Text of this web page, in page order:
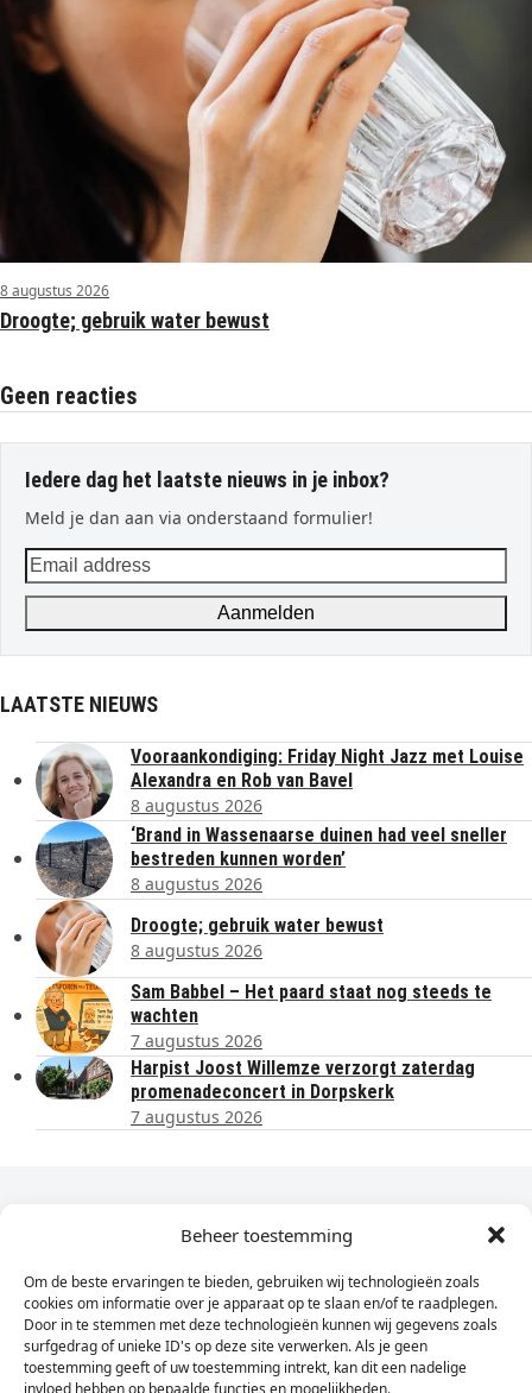
Beheer toestemming
Om de beste ervaringen te bieden, gebruiken wij technologieën zoals
cookies om informatie over je apparaat op te slaan en/of te raadplegen.
Door in te stemmen met deze technologieën kunnen wij gegevens zoals
surfgedrag of unieke ID's op deze site verwerken. Als je geen
toestemming geeft of uw toestemming intrekt, kan dit een nadelige
invloed hebben op bepaalde functies en mogelijkheden.
8 augustus 2026
Droogte; gebruik water bewust
Geen reacties
Iedere dag het laatste nieuws in je inbox?
Meld je dan aan via onderstaand formulier!
Email
address
Aanmelden
LAATSTE NIEUWS
Vooraankondiging: Friday Night Jazz met Louise
Alexandra en Rob van Bavel
8 augustus 2026
‘Brand in Wassenaarse duinen had veel sneller
bestreden kunnen worden’
8 augustus 2026
Droogte; gebruik water bewust
8 augustus 2026
Sam Babbel – Het paard staat nog steeds te
wachten
7 augustus 2026
Harpist Joost Willemze verzorgt zaterdag
promenadeconcert in Dorpskerk
7 augustus 2026
Dagelijks het laatste nieuws in je e-mail?
Vul
hier
je
e-